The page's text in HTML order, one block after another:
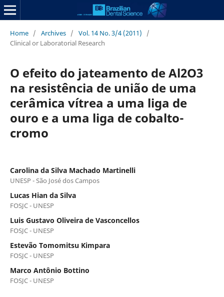
Home / Archives / Vol. 14 No. 3/4 (2011)
/
Clinical or Laboratorial Research
O efeito do jateamento de Al2O3
na resistência de união de uma
cerâmica vítrea a uma liga de
ouro e a uma liga de cobalto-
cromo
Carolina da Silva Machado Martinelli
UNESP - São José dos Campos
Lucas Hian da Silva
FOSJC - UNESP
Luis Gustavo Oliveira de Vasconcellos
FOSJC - UNESP
Estevão Tomomitsu Kimpara
FOSJC - UNESP
Marco Antônio Bottino
FOSJC - UNESP